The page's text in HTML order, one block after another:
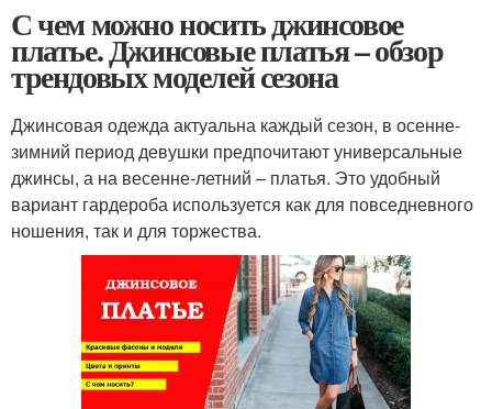
С чем можно носить джинсовое
платье. Джинсовые платья – обзор
трендовых моделей сезона
Джинсовая одежда актуальна каждый сезон, в осенне-
зимний период девушки предпочитают универсальные
джинсы, а на весенне-летний – платья. Это удобный
вариант гардероба используется как для повседневного
ношения, так и для торжества.